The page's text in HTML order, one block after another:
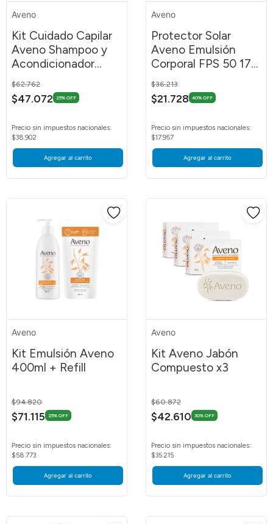
Aveno
Kit Cuidado Capilar
Aveno Shampoo y
Acondicionador
250ml
Price reduced from
$62.762
$47.072 25% OFF
Precio sin impuestos nacionales:
$38.902
Agregar al carrito
Aveno
Protector Solar
Aveno Emulsión
Corporal FPS 50 175
ml
Price reduced from
$36.213
$21.728 40% OFF
Precio sin impuestos nacionales:
$17.957
Agregar al carrito
Aveno
Kit Emulsión Aveno
400ml + Refill
Price reduced from
$94.820
$71.115 25% OFF
Precio sin impuestos nacionales:
$58.773
Agregar al carrito
Aveno
Kit Aveno Jabón
Compuesto x3
Price reduced from
$60.872
$42.610 30% OFF
Precio sin impuestos nacionales:
$35.215
Agregar al carrito